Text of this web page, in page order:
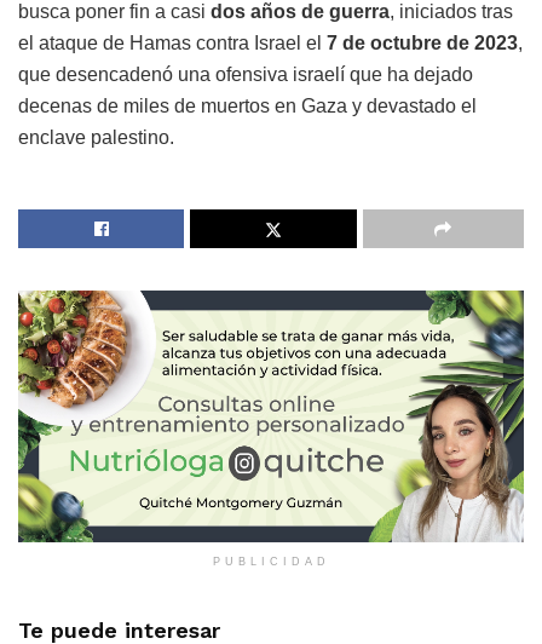
busca poner fin a casi dos años de guerra, iniciados tras
el ataque de Hamas contra Israel el 7 de octubre de 2023,
que desencadenó una ofensiva israelí que ha dejado
decenas de miles de muertos en Gaza y devastado el
enclave palestino.
PUBLICIDAD
Te puede interesar